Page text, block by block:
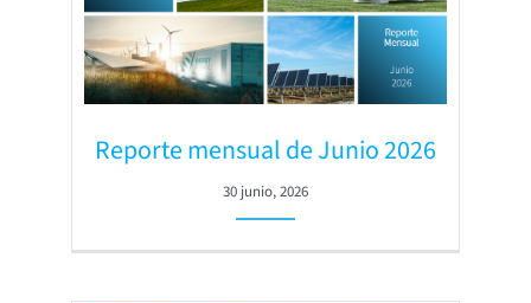
Reporte mensual de Junio 2026
30 junio, 2026